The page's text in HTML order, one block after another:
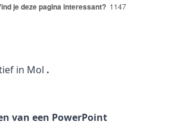
je deze pagina interessant? 1147
in Mol .
van een PowerPoint